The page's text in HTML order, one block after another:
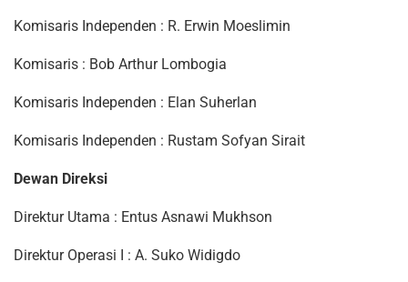
Komisaris Independen : R. Erwin Moeslimin
Komisaris : Bob Arthur Lombogia
Komisaris Independen : Elan Suherlan
Komisaris Independen : Rustam Sofyan Sirait
Dewan Direksi
Direktur Utama : Entus Asnawi Mukhson
Direktur Operasi I : A. Suko Widigdo